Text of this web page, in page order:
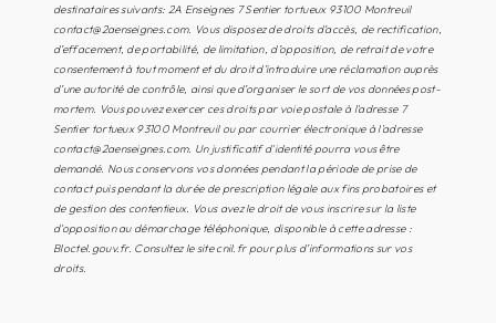
destinataires suivants: 2A Enseignes 7 Sentier tortueux 93100 Montreuil
contact@2aenseignes.com. Vous disposez de droits d’accès, de rectification,
d’effacement, de portabilité, de limitation, d’opposition, de retrait de votre
consentement à tout moment et du droit d’introduire une réclamation auprès
d’une autorité de contrôle, ainsi que d’organiser le sort de vos données post-
mortem. Vous pouvez exercer ces droits par voie postale à l'adresse 7
Sentier tortueux 93100 Montreuil ou par courrier électronique à l'adresse
contact@2aenseignes.com. Un justificatif d'identité pourra vous être
demandé. Nous conservons vos données pendant la période de prise de
contact puis pendant la durée de prescription légale aux fins probatoires et
de gestion des contentieux. Vous avez le droit de vous inscrire sur la liste
d'opposition au démarchage téléphonique, disponible à cette adresse :
Bloctel.gouv.fr. Consultez le site cnil.fr pour plus d’informations sur vos
droits.